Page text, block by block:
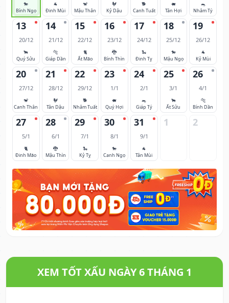
🐎
Bính Ngọ
🐐
Đinh Mùi
🐒
Mậu Thân
🐓
Kỷ Dậu
🐕
Canh Tuất
🐖
Tân Hợi
🐀
Nhâm Tý
13
20/12
🐂
Quý Sửu
14
21/12
🐅
Giáp Dần
15
22/12
🐈
Ất Mão
16
23/12
🐉
Bính Thìn
17
24/12
🐍
Đinh Tỵ
18
25/12
🐎
Mậu Ngọ
19
26/12
🐐
Kỷ Mùi
20
27/12
🐒
Canh Thân
21
28/12
🐓
Tân Dậu
22
29/12
🐕
Nhâm Tuất
23
1/1
🐖
Quý Hợi
24
2/1
🐀
Giáp Tý
25
3/1
🐂
Ất Sửu
26
4/1
🐅
Bính Dần
27
5/1
🐈
Đinh Mão
28
6/1
🐉
Mậu Thìn
29
7/1
🐍
Kỷ Tỵ
30
8/1
🐎
Canh Ngọ
31
9/1
🐐
Tân Mùi
1 2
XEM TỐT XẤU NGÀY 6 THÁNG 1